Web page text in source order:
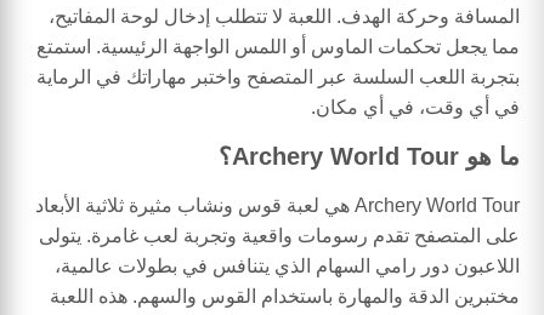
المسافة وحركة الهدف. اللعبة لا تتطلب إدخال لوحة المفاتيح،
مما يجعل تحكمات الماوس أو اللمس الواجهة الرئيسية. استمتع
بتجربة اللعب السلسة عبر المتصفح واختبر مهاراتك في الرماية
في أي وقت، في أي مكان.
ما هو Archery World Tour؟
Archery World Tour هي لعبة قوس ونشاب مثيرة ثلاثية الأبعاد
على المتصفح تقدم رسومات واقعية وتجربة لعب غامرة. يتولى
اللاعبون دور رامي السهام الذي يتنافس في بطولات عالمية،
مختبرين الدقة والمهارة باستخدام القوس والسهم. هذه اللعبة